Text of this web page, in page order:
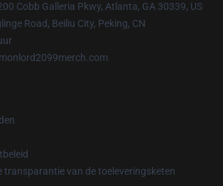
Cobb Galleria Pkwy, Atlanta, GA 30339, US
Road, Beiliu City, Peking, CN
transparantie van de toeleveringsketen